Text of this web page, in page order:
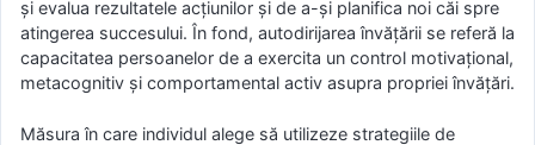
și evalua rezultatele acțiunilor și de a-și planifica noi căi spre
atingerea succesului. În fond, autodirijarea învățării se referă la
capacitatea persoanelor de a exercita un control motivațional,
metacognitiv și comportamental activ asupra propriei învățări.
Măsura în care individul alege să utilizeze strategiile de